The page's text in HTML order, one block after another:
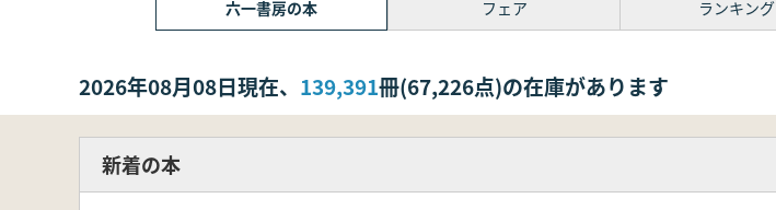
六一書房の本 フェア ランキング
2026年08月08日現在、 139,391冊(67,226点)の在庫があります
新着の本